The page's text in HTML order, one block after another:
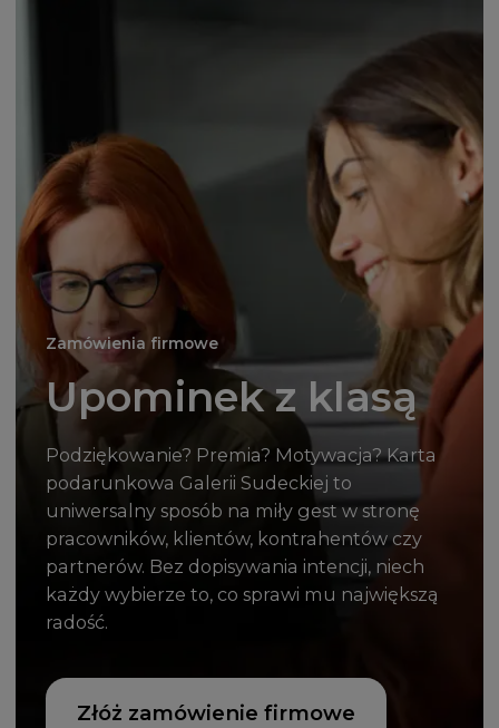
Zamówienia firmowe
Upominek z klasą
Podziękowanie? Premia? Motywacja? Karta
podarunkowa Galerii Sudeckiej to
uniwersalny sposób na miły gest w stronę
pracowników, klientów, kontrahentów czy
partnerów. Bez dopisywania intencji, niech
każdy wybierze to, co sprawi mu największą
radość.
Złóż zamówienie firmowe